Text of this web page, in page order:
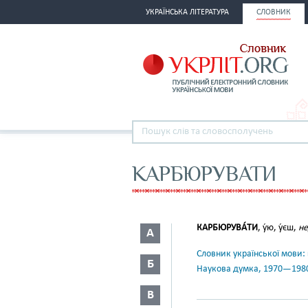
УКРАЇНСЬКА ЛІТЕРАТУРА СЛОВНИК
КАРБЮРУВАТИ
А
Б
В
КАРБЮРУВА́ТИ, у́ю, у́єш,
Словник української
Наукова думка,